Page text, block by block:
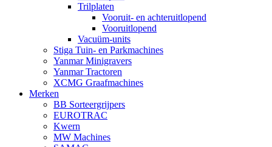
Trilplaten
Vooruit- en achteruitlopend
Vooruitlopend
Vacuüm-units
Stiga Tuin- en Parkmachines
Yanmar Minigravers
Yanmar Tractoren
XCMG Graafmachines
Merken
BB Sorteergrijpers
EUROTRAC
Kwern
MW Machines